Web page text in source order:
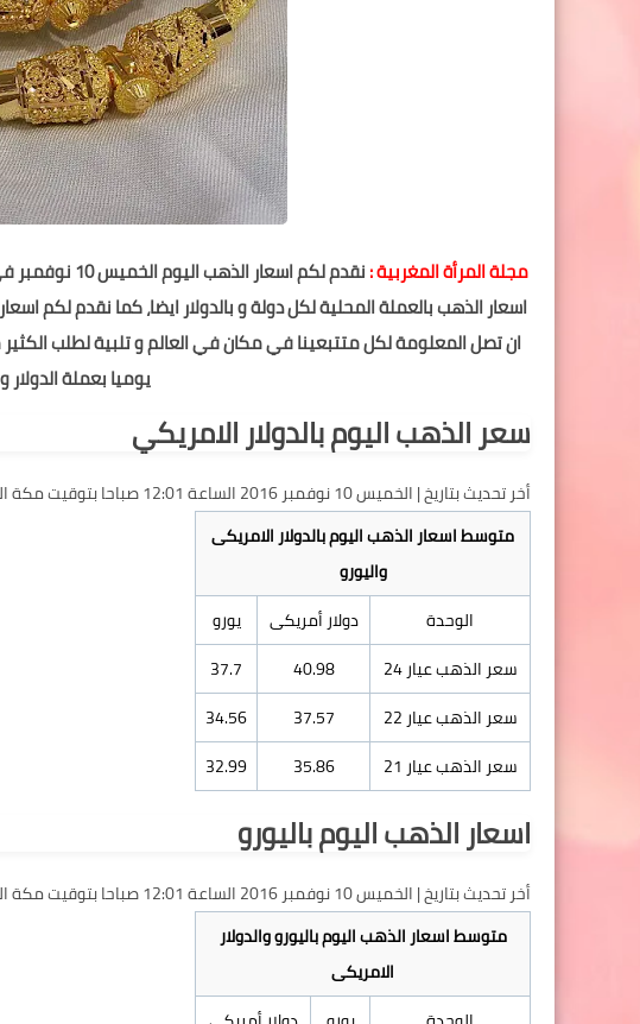
مجلة المرأة المغربية :
نقدم لكم
اسعار الذهب بالعملة المحلية لكل دولة و بالدولار ايضا، كما نقدم لكم
ان تصل المعلومة لكل متتبعينا في مكان في العالم و تلبية لطلب
يوميا بعملة الدولار
سعر الذهب اليوم بالدولار الامريكي
أخر تحديث بتاريخ | الخميس 10 نوفمبر 2016 الساعة 12:01 صباحا بتوقيت مكة المكرمة
متوسط اسعار الذهب اليوم بالدولار الامريكى
واليورو
الوحدة
دولار أمريكى
يورو
سعر الذهب عيار 24
40.98
37.7
سعر الذهب عيار 22
37.57
34.56
سعر الذهب عيار 21
35.86
32.99
اسعار الذهب اليوم باليورو
أخر تحديث بتاريخ | الخميس 10 نوفمبر 2016 الساعة 12:01 صباحا بتوقيت مكة المكرمة
متوسط اسعار الذهب اليوم باليورو والدولار
الامريكى